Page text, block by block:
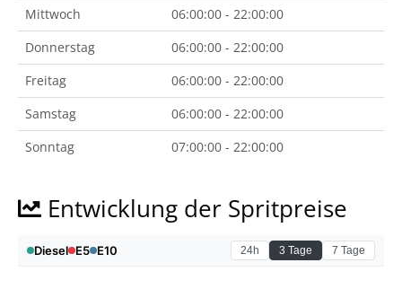
Mittwoch
06:00:00 - 22:00:00
Donnerstag
06:00:00 - 22:00:00
Freitag
06:00:00 - 22:00:00
Samstag
06:00:00 - 22:00:00
Sonntag
07:00:00 - 22:00:00
Entwicklung der Spritpreise